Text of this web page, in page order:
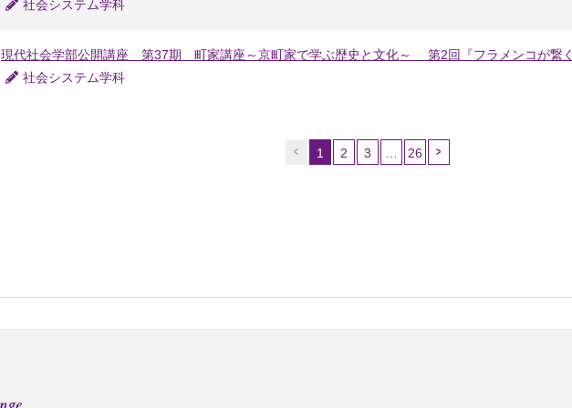
社会システム学科
現代社会学部公開講座 第37期 町家講座～京町家で学ぶ歴史と文化～ 第2回『フラメンコが繋
社会システム学科
1
2 3 26